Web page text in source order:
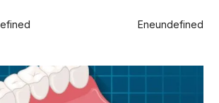
Eneundefined